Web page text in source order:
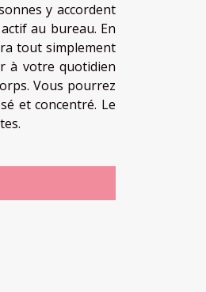
y accordent
au bureau. En
tout simplement
à votre quotidien
Vous pourrez
et concentré. Le